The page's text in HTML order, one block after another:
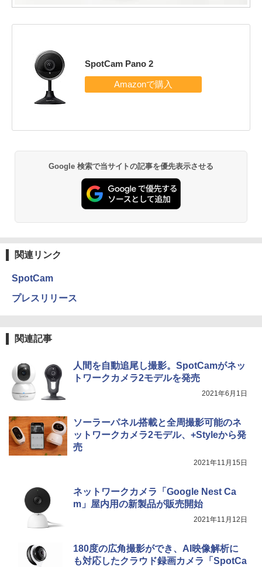
SpotCam Pano 2
Google 検索で当サイトの記事を優先表示させる
関連リンク
SpotCam
プレスリリース
関連記事
人間を自動追尾し撮影。SpotCamがネッ
トワークカメラ2モデルを発売
2021年6月1日
ソーラーパネル搭載と全周撮影可能のネ
ットワークカメラ2モデル、+Styleから発
売
2021年11月15日
ネットワークカメラ「Google Nest Ca
m」屋内用の新製品が販売開始
2021年11月12日
180度の広角撮影ができ、AI映像解析に
も対応したクラウド録画カメラ「SpotCa